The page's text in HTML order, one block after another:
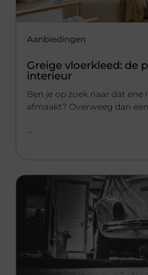
Aanbiedingen
Greige vloerkleed: de
interieur
Ben je op zoek naar dat
afmaakt? Overweeg dan